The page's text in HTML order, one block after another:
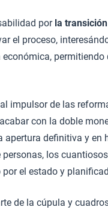
por la
el proceso,
impulsor de las
con la doble
definitiva y
los
el estado y
de la cúpula y